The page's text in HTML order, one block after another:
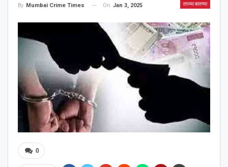
ताज्या बातम्या
By Mumbai Crime Times On Jan 3, 2025
0